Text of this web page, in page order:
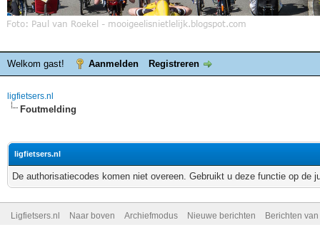
Welkom gast! Aanmelden Registreren
ligfietsers.nl
Foutmelding
ligfietsers.nl
De authorisatiecodes komen niet overeen. Gebruikt u deze functie op de
Ligfietsers.nl Naar boven Archiefmodus Nieuwe berichten Berichten